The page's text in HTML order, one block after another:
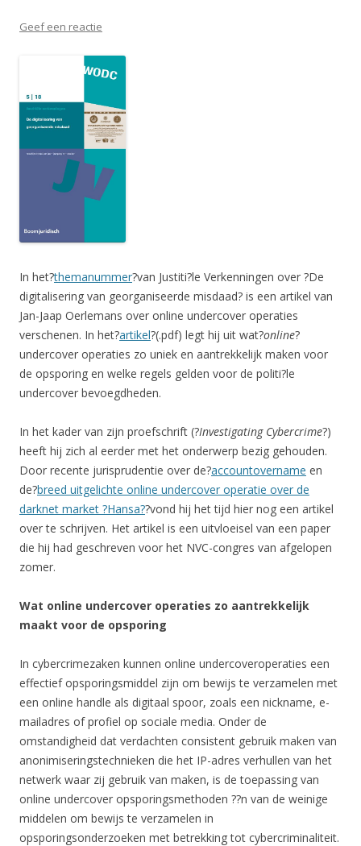
Geef een reactie
In het?themanummer?van Justiti?le Verkenningen over ?De
digitalisering van georganiseerde misdaad? is een artikel van
Jan-Jaap Oerlemans over online undercover operaties
verschenen. In het?artikel?(.pdf) legt hij uit wat?online?
undercover operaties zo uniek en aantrekkelijk maken voor
de opsporing en welke regels gelden voor de politi?le
undercover bevoegdheden.
In het kader van zijn proefschrift (?Investigating Cybercrime?)
heeft hij zich al eerder met het onderwerp bezig gehouden.
Door recente jurisprudentie over de?accountovername en
de?breed uitgelichte online undercover operatie over de
darknet market ?Hansa??vond hij het tijd hier nog een artikel
over te schrijven. Het artikel is een uitvloeisel van een paper
die hij had geschreven voor het NVC-congres van afgelopen
zomer.
Wat online undercover operaties zo aantrekkelijk
maakt voor de opsporing
In cybercrimezaken kunnen online undercoveroperaties een
effectief opsporingsmiddel zijn om bewijs te verzamelen met
een online handle als digitaal spoor, zoals een nickname, e-
mailadres of profiel op sociale media. Onder de
omstandigheid dat verdachten consistent gebruik maken van
anonimiseringstechnieken die het IP-adres verhullen van het
netwerk waar zij gebruik van maken, is de toepassing van
online undercover opsporingsmethoden ??n van de weinige
middelen om bewijs te verzamelen in
opsporingsonderzoeken met betrekking tot cybercriminaliteit.